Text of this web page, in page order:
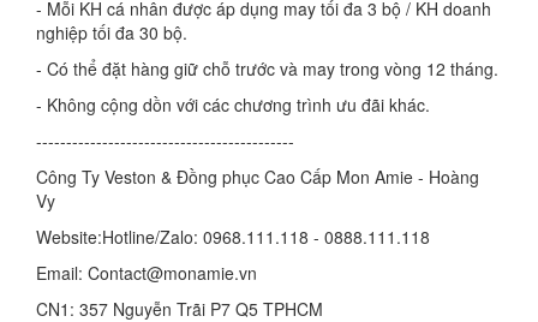
- Mỗi KH cá nhân được áp dụng may tối đa 3 bộ / KH doanh
nghiệp tối đa 30 bộ.
- Có thể đặt hàng giữ chỗ trước và may trong vòng 12 tháng.
- Không cộng dồn với các chương trình ưu đãi khác.
-------------------------------------------
Công Ty Veston & Đồng phục Cao Cấp Mon Amie - Hoàng
Vy
Website:Hotline/Zalo: 0968.111.118 - 0888.111.118
Email: Contact@monamie.vn
CN1: 357 Nguyễn Trãi P7 Q5 TPHCM